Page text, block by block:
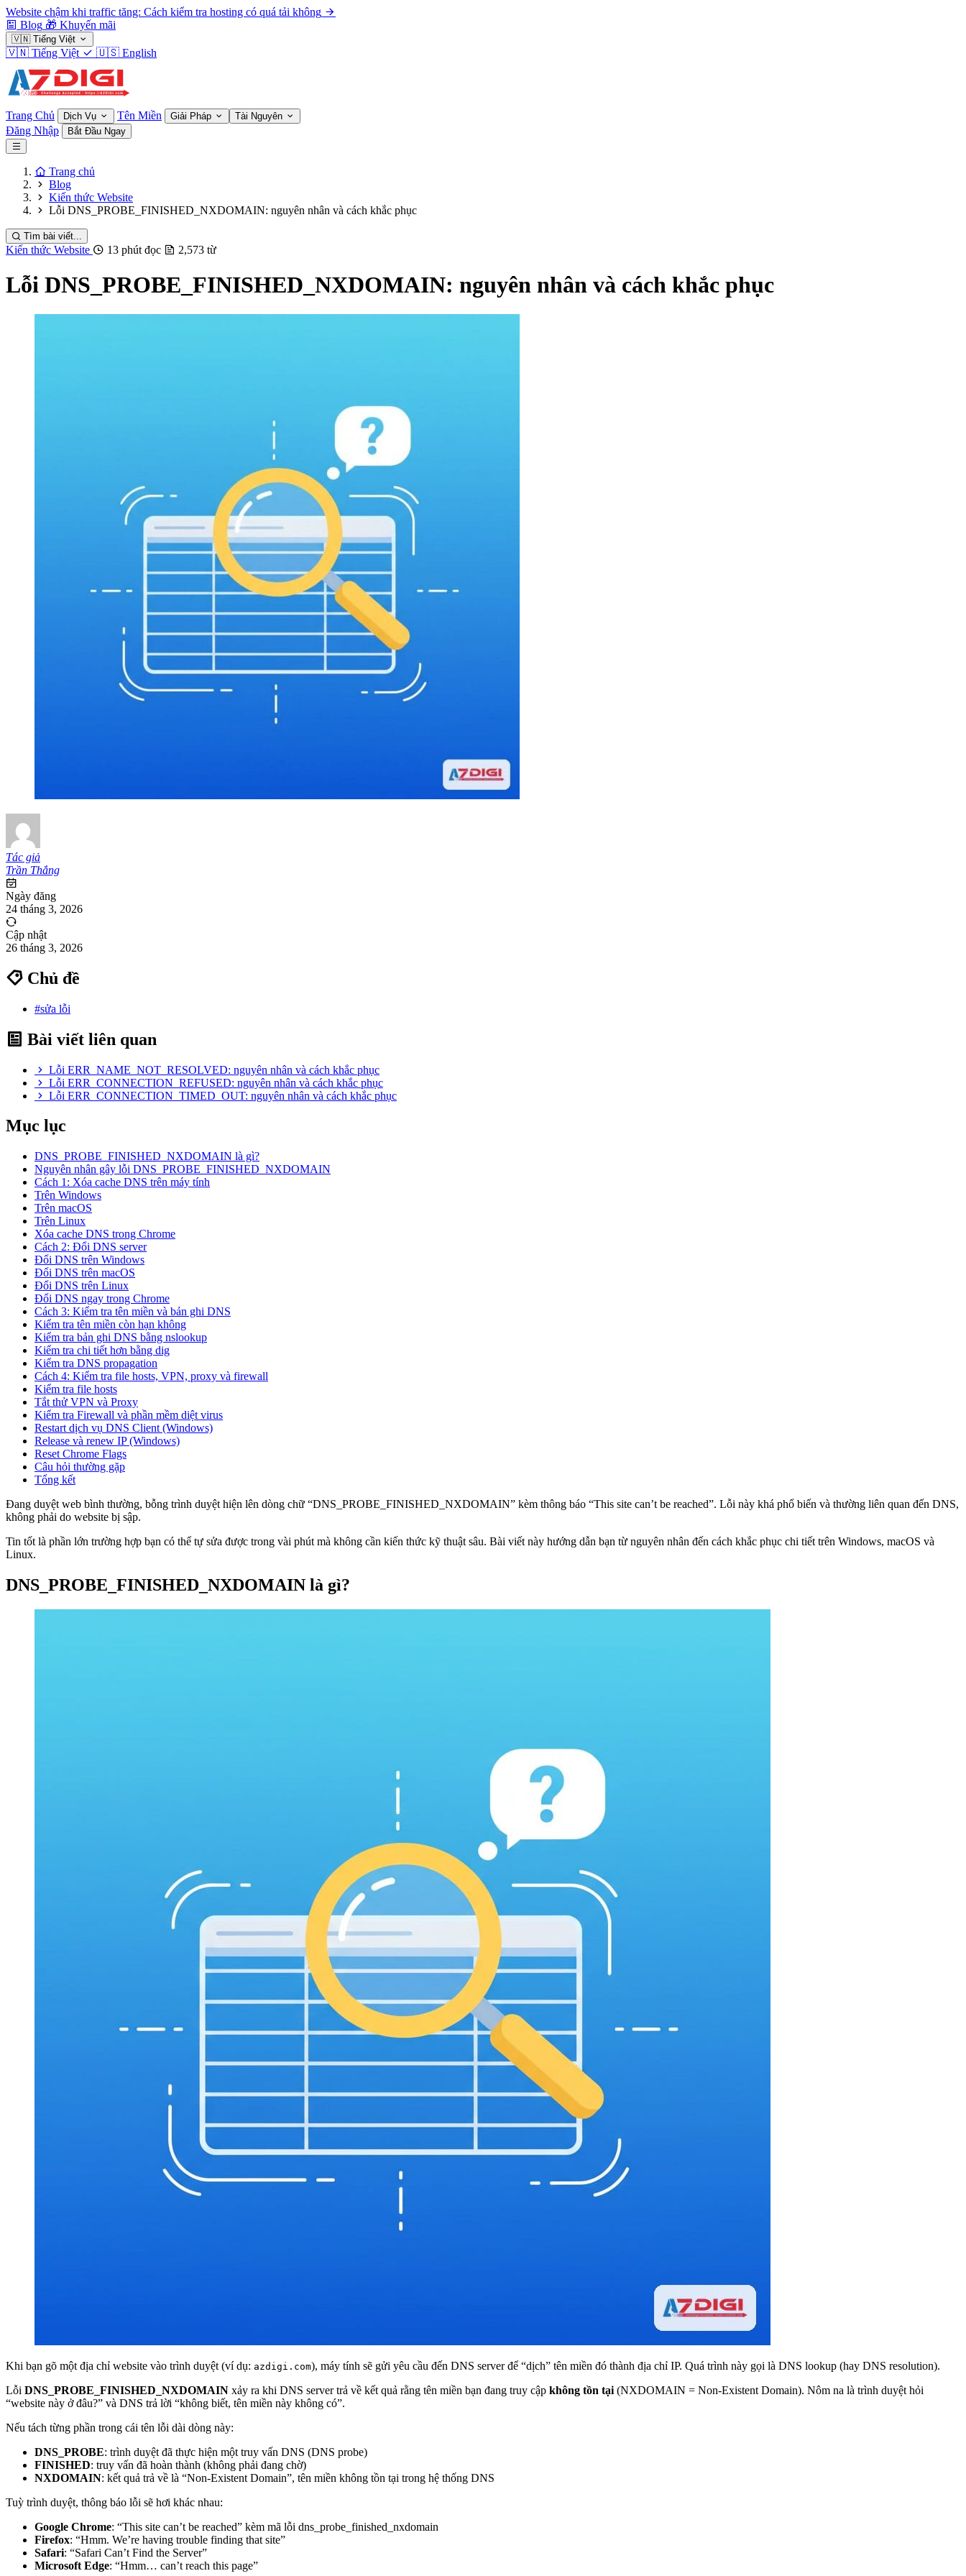
Website chậm khi traffic tăng: Cách kiểm tra hosting có quá tải không
Blog 🎁 Khuyến mãi
🇻🇳 Tiếng Việt
🇻🇳 Tiếng Việt 🇺🇸 English
Trang Chủ Dịch Vụ Tên Miền Giải Pháp Tài Nguyên
Đăng Nhập Bắt Đầu Ngay
Trang chủ
Blog
Kiến thức Website
Lỗi DNS_PROBE_FINISHED_NXDOMAIN: nguyên nhân và cách khắc phục
Tìm bài viết...
Kiến thức Website 13 phút đọc 2,573 từ
Lỗi DNS_PROBE_FINISHED_NXDOMAIN: nguyên nhân và cách khắc phục
Tác giả
Trần Thắng
Ngày đăng
24 tháng 3, 2026
Cập nhật
26 tháng 3, 2026
Chủ đề
#sửa lỗi
Bài viết liên quan
Lỗi ERR_NAME_NOT_RESOLVED: nguyên nhân và cách khắc phục
Lỗi ERR_CONNECTION_REFUSED: nguyên nhân và cách khắc phục
Lỗi ERR_CONNECTION_TIMED_OUT: nguyên nhân và cách khắc phục
Mục lục
DNS_PROBE_FINISHED_NXDOMAIN là gì?
Nguyên nhân gây lỗi DNS_PROBE_FINISHED_NXDOMAIN
Cách 1: Xóa cache DNS trên máy tính
Trên Windows
Trên macOS
Trên Linux
Xóa cache DNS trong Chrome
Cách 2: Đổi DNS server
Đổi DNS trên Windows
Đổi DNS trên macOS
Đổi DNS trên Linux
Đổi DNS ngay trong Chrome
Cách 3: Kiểm tra tên miền và bản ghi DNS
Kiểm tra tên miền còn hạn không
Kiểm tra bản ghi DNS bằng nslookup
Kiểm tra chi tiết hơn bằng dig
Kiểm tra DNS propagation
Cách 4: Kiểm tra file hosts, VPN, proxy và firewall
Kiểm tra file hosts
Tắt thử VPN và Proxy
Kiểm tra Firewall và phần mềm diệt virus
Restart dịch vụ DNS Client (Windows)
Release và renew IP (Windows)
Reset Chrome Flags
Câu hỏi thường gặp
Tổng kết
Đang duyệt web bình thường, bỗng trình duyệt hiện lên dòng chữ “DNS_PROBE_FINISHED_NXDOMAIN” kèm thông báo “This site can’t be reached”. Lỗi này khá phổ biến và thường liên quan đến DNS,
không phải do website bị sập.
Tin tốt là phần lớn trường hợp bạn có thể tự sửa được trong vài phút mà không cần kiến thức kỹ thuật sâu. Bài viết này hướng dẫn bạn từ nguyên nhân đến cách khắc phục chi tiết trên Windows, macOS và
Linux.
DNS_PROBE_FINISHED_NXDOMAIN là gì?
Khi bạn gõ một địa chỉ website vào trình duyệt (ví dụ: azdigi.com), máy tính sẽ gửi yêu cầu đến DNS server để “dịch” tên miền đó thành địa chỉ IP. Quá trình này gọi là DNS lookup (hay DNS resolution).
Lỗi DNS_PROBE_FINISHED_NXDOMAIN xảy ra khi DNS server trả về kết quả rằng tên miền bạn đang truy cập không tồn tại (NXDOMAIN = Non-Existent Domain). Nôm na là trình duyệt hỏi
“website này ở đâu?” và DNS trả lời “không biết, tên miền này không có”.
Nếu tách từng phần trong cái tên lỗi dài dòng này:
DNS_PROBE: trình duyệt đã thực hiện một truy vấn DNS (DNS probe)
FINISHED: truy vấn đã hoàn thành (không phải đang chờ)
NXDOMAIN: kết quả trả về là “Non-Existent Domain”, tên miền không tồn tại trong hệ thống DNS
Tuỳ trình duyệt, thông báo lỗi sẽ hơi khác nhau:
Google Chrome: “This site can’t be reached” kèm mã lỗi dns_probe_finished_nxdomain
Firefox: “Hmm. We’re having trouble finding that site”
Safari: “Safari Can’t Find the Server”
Microsoft Edge: “Hmm… can’t reach this page”